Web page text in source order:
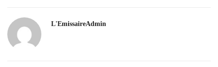
L'EmissaireAdmin